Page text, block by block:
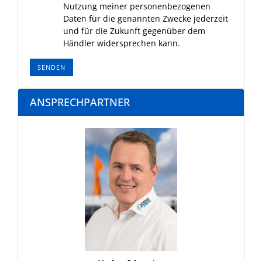
Nutzung meiner personenbezogenen
Daten für die genannten Zwecke jederzeit
und für die Zukunft gegenüber dem
Händler widersprechen kann.
SENDEN
ANSPRECHPARTNER